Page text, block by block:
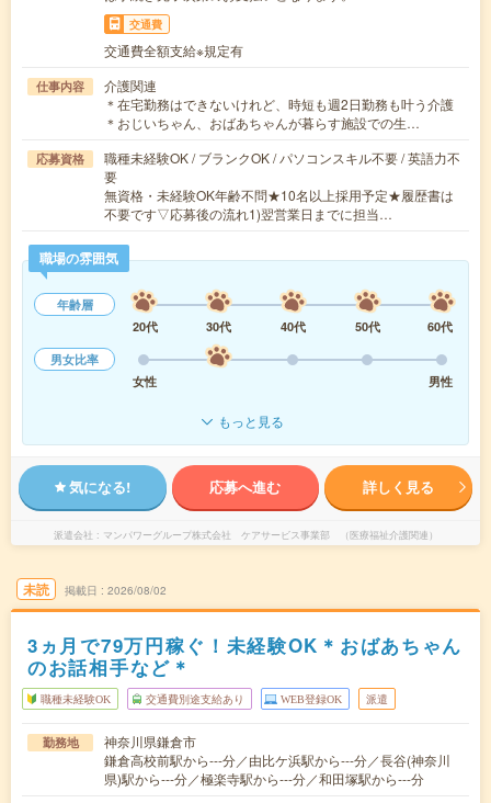
交通費
交通費全額支給※規定有
仕事内容
介護関連
＊在宅勤務はできないけれど、時短も週2日勤務も叶う介護
＊おじいちゃん、おばあちゃんが暮らす施設での生…
応募資格
職種未経験OK / ブランクOK / パソコンスキル不要 / 英語力不
要
無資格・未経験OK年齢不問★10名以上採用予定★履歴書は
不要です▽応募後の流れ1)翌営業日までに担当…
職場の雰囲気
年齢層
20代
30代 40代 50代
60代
男女比率
女性
男性
もっと見る
気になる! 応募へ進む 詳しく見る
派遣会社 マンパワーグループ株式会社 ケアサービス事業部 （医療福祉介護関連）
未読 掲載日 2026/08/02
3ヵ月で79万円稼ぐ！未経験OK＊おばあちゃん
のお話相手など＊
職種未経験OK 交通費別途支給あり WEB登録OK 派遣
勤務地
神奈川県鎌倉市
鎌倉高校前駅から---分／由比ケ浜駅から---分／長谷(神奈川
県)駅から---分／極楽寺駅から---分／和田塚駅から---分